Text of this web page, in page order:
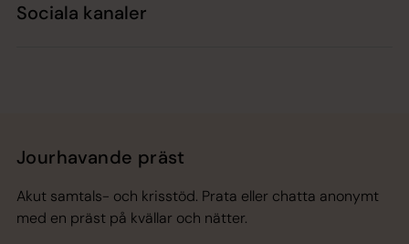
Sociala kanaler
Jourhavande präst
Akut samtals- och krisstöd. Prata eller chatta anonymt
med en präst på kvällar och nätter.